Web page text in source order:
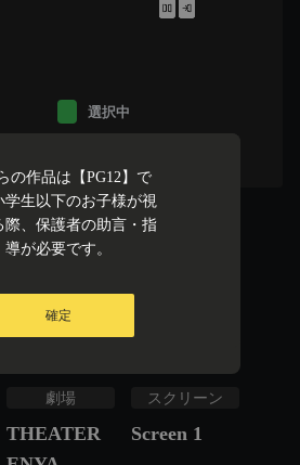
選択中
1975年のケルン・
映倫
劇場
THEATER
スクリーン
Screen 1
の作品は【PG12】で
学生以下のお子様が視
際、保護者の助言・指
導が必要です。
確定